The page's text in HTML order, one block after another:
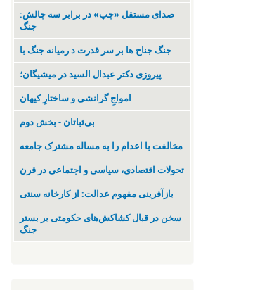
صدای مستقل «چپ» در برابر سه چالش:
جنگ
جنگ جناح ها بر سر قدرت د رمیانە جنگ با
پیروزی دکتر عبدال السید در میشیگان؛
‌امواجِ گرانشی و ساختارِ کیهان
بی‌ثباتان - بخش دوم
مخالفت با اعدام را به مساله مشترک جامعه
تحولات اقتصادی، سیاسی و اجتماعی در قرن
بازآفرینی مفهوم عدالت: از کارخانه سنتی
سخن در قبال کشاکش‌های حکومتی بر بستر
جنگ